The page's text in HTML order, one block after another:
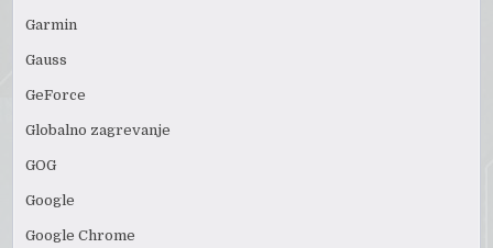
Garmin
Gauss
GeForce
Globalno zagrevanje
GOG
Google
Google Chrome